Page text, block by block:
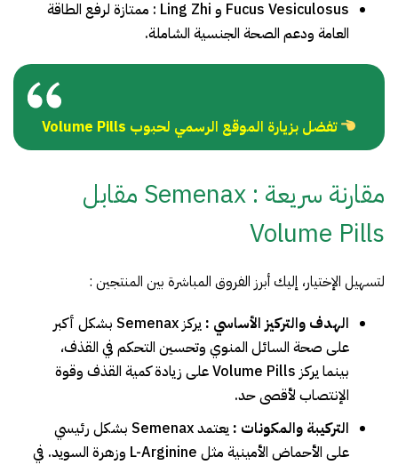
Fucus Vesiculosus و Ling Zhi : ممتازة لرفع الطاقة
العامة ودعم الصحة الجنسية الشاملة.
تفضل بزيارة الموقع الرسمي لحبوب Volume Pills
مقارنة سريعة : Semenax مقابل
Volume Pills
لتسهيل الإختيار، إليك أبرز الفروق المباشرة بين المنتجين :
الهدف والتركيز الأساسي :
يركز Semenax بشكل أكبر
على صحة السائل المنوي وتحسين التحكم في القذف،
بينما يركز Volume Pills على زيادة كمية القذف وقوة
الإنتصاب لأقصى حد.
التركيبة والمكونات :
يعتمد Semenax بشكل رئيسي
على الأحماض الأمينية مثل L-Arginine وزهرة السويد. في